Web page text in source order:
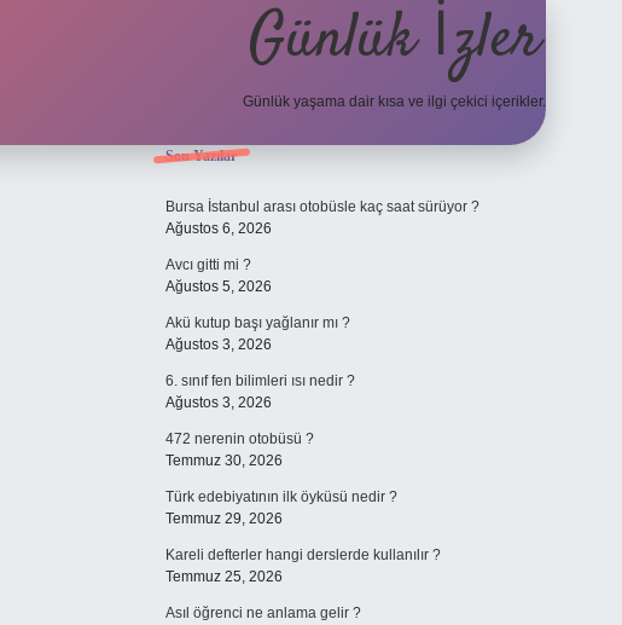
Günlük İzler
Günlük yaşama dair kısa ve ilgi çekici içerikler.
Sidebar
Son Yazılar
Bursa İstanbul arası otobüsle kaç saat sürüyor ?
Ağustos 6, 2026
Avcı gitti mi ?
Ağustos 5, 2026
Akü kutup başı yağlanır mı ?
Ağustos 3, 2026
6. sınıf fen bilimleri ısı nedir ?
Ağustos 3, 2026
472 nerenin otobüsü ?
Temmuz 30, 2026
Türk edebiyatının ilk öyküsü nedir ?
Temmuz 29, 2026
Kareli defterler hangi derslerde kullanılır ?
Temmuz 25, 2026
Asıl öğrenci ne anlama gelir ?
hiltonbet yeni giriş